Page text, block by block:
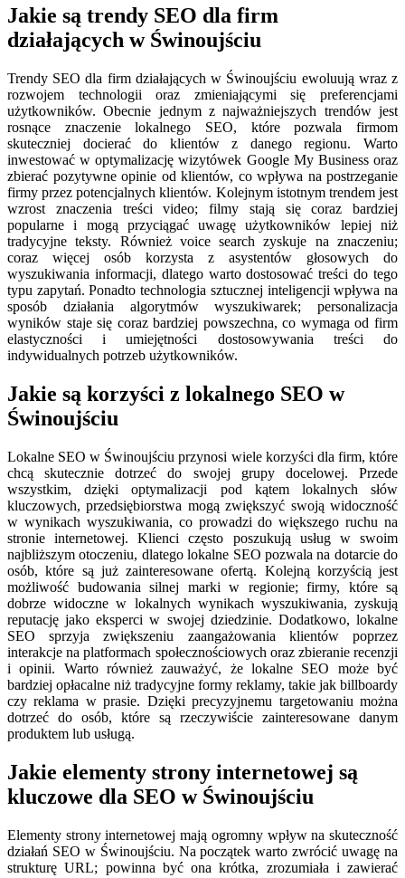
Jakie są trendy SEO dla firm
działających w Świnoujściu
Trendy SEO dla firm działających w Świnoujściu ewoluują wraz z
rozwojem technologii oraz zmieniającymi się preferencjami
użytkowników. Obecnie jednym z najważniejszych trendów jest
rosnące znaczenie lokalnego SEO, które pozwala firmom
skuteczniej docierać do klientów z danego regionu. Warto
inwestować w optymalizację wizytówek Google My Business oraz
zbierać pozytywne opinie od klientów, co wpływa na postrzeganie
firmy przez potencjalnych klientów. Kolejnym istotnym trendem jest
wzrost znaczenia treści video; filmy stają się coraz bardziej
popularne i mogą przyciągać uwagę użytkowników lepiej niż
tradycyjne teksty. Również voice search zyskuje na znaczeniu;
coraz więcej osób korzysta z asystentów głosowych do
wyszukiwania informacji, dlatego warto dostosować treści do tego
typu zapytań. Ponadto technologia sztucznej inteligencji wpływa na
sposób działania algorytmów wyszukiwarek; personalizacja
wyników staje się coraz bardziej powszechna, co wymaga od firm
elastyczności i umiejętności dostosowywania treści do
indywidualnych potrzeb użytkowników.
Jakie są korzyści z lokalnego SEO w
Świnoujściu
Lokalne SEO w Świnoujściu przynosi wiele korzyści dla firm, które
chcą skutecznie dotrzeć do swojej grupy docelowej. Przede
wszystkim, dzięki optymalizacji pod kątem lokalnych słów
kluczowych, przedsiębiorstwa mogą zwiększyć swoją widoczność
w wynikach wyszukiwania, co prowadzi do większego ruchu na
stronie internetowej. Klienci często poszukują usług w swoim
najbliższym otoczeniu, dlatego lokalne SEO pozwala na dotarcie do
osób, które są już zainteresowane ofertą. Kolejną korzyścią jest
możliwość budowania silnej marki w regionie; firmy, które są
dobrze widoczne w lokalnych wynikach wyszukiwania, zyskują
reputację jako eksperci w swojej dziedzinie. Dodatkowo, lokalne
SEO sprzyja zwiększeniu zaangażowania klientów poprzez
interakcje na platformach społecznościowych oraz zbieranie recenzji
i opinii. Warto również zauważyć, że lokalne SEO może być
bardziej opłacalne niż tradycyjne formy reklamy, takie jak billboardy
czy reklama w prasie. Dzięki precyzyjnemu targetowaniu można
dotrzeć do osób, które są rzeczywiście zainteresowane danym
produktem lub usługą.
Jakie elementy strony internetowej są
kluczowe dla SEO w Świnoujściu
Elementy strony internetowej mają ogromny wpływ na skuteczność
działań SEO w Świnoujściu. Na początek warto zwrócić uwagę na
strukturę URL; powinna być ona krótka, zrozumiała i zawierać